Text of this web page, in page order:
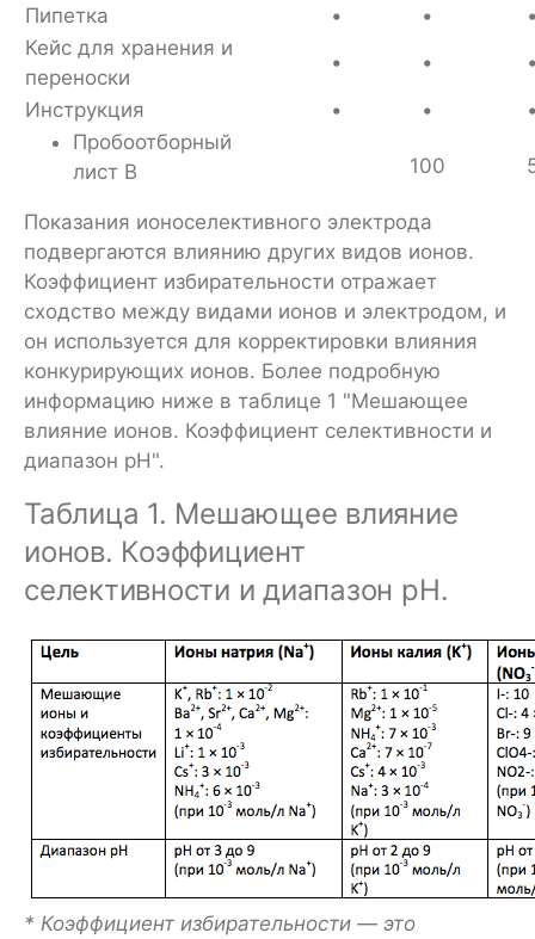
Пипетка
• •
Кейс для хранения и
переноски
• •
Инструкция
• •
Пробоотборный
лист B
100
Показания ионоселективного электрода
подвергаются влиянию других видов ионов.
Коэффициент избирательности отражает
сходство между видами ионов и электродом, и
он используется для корректировки влияния
конкурирующих ионов. Более подробную
информацию ниже в таблице 1 "Мешающее
влияние ионов. Коэффициент селективности и
диапазон рН".
Таблица 1. Мешающее влияние
ионов. Коэффициент
селективности и диапазон рН.
* Коэффициент избирательности — это